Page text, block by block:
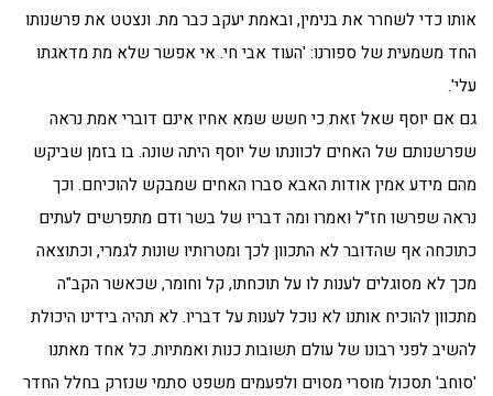
אותו כדי לשחרר את בנימין, ובאמת יעקב כבר מת. ונצטט את פרשנותו
החד משמעית של ספורנו: 'העוד אבי חי. אי אפשר שלא מת מדאגתו
עלי'.
גם אם יוסף שאל זאת כי חשש שמא אחיו אינם דוברי אמת נראה
שפרשנותם של האחים לכוונתו של יוסף היתה שונה. בו בזמן שביקש
מהם מידע אמין אודות האבא סברו האחים שמבקש להוכיחם. וכך
נראה שפרשו חז"ל ואמרו ומה דבריו של בשר ודם מתפרשים לעתים
כתוכחה אף שהדובר לא התכוון לכך ומטרותיו שונות לגמרי, וכתוצאה
מכך לא מסוגלים לענות לו על תוכחתו, קל וחומר, שכאשר הקב"ה
מתכוון להוכיח אותנו לא נוכל לענות על דבריו. לא תהיה בידינו היכולת
להשיב לפני רבונו של עולם תשובות כנות ואמתיות. כל אחד מאתנו
'סוחב' תסכול מוסרי מסוים ולפעמים משפט סתמי שנזרק בחלל החדר